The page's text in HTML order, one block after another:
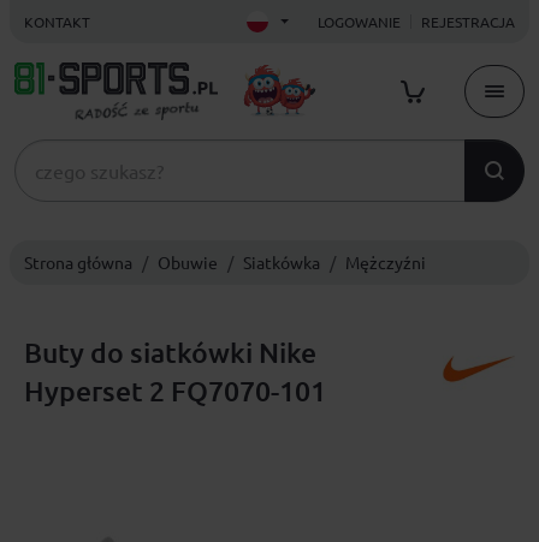
KONTAKT LOGOWANIE REJESTRACJA
Strona główna Obuwie Siatkówka Mężczyźni
Buty do siatkówki Nike
Hyperset 2 FQ7070-101